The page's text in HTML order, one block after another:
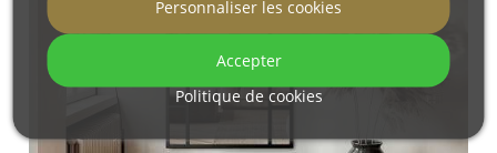
Politique de cookies
Personnaliser les cookies
Accepter